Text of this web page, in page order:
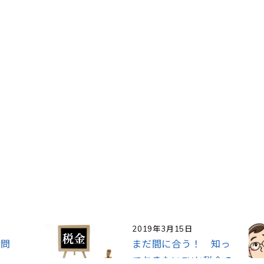
2019年3月15日
まだ間に合う！ 知っ
ておきたいFXと税金の